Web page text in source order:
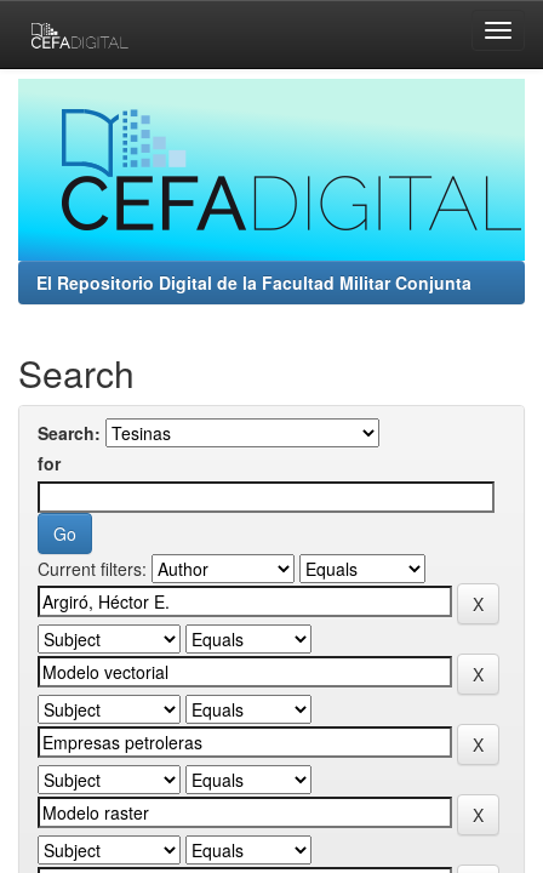
navigation
El Repositorio Digital de la Facultad Militar Conjunta
Search
Search:
for
Current filters: